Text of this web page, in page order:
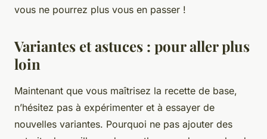
vous ne pourrez plus vous en passer !
Variantes et astuces : pour aller plus
loin
Maintenant que vous maîtrisez la recette de base,
n’hésitez pas à expérimenter et à essayer de
nouvelles variantes. Pourquoi ne pas ajouter des